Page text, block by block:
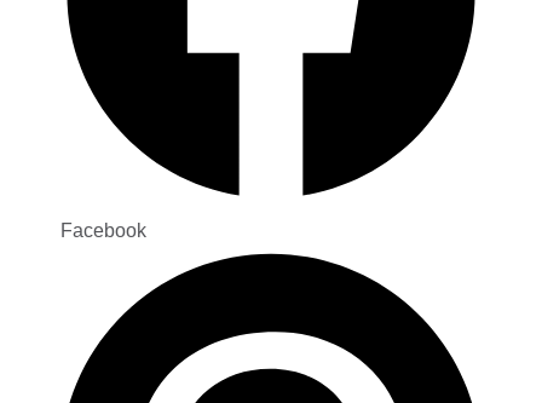
Facebook